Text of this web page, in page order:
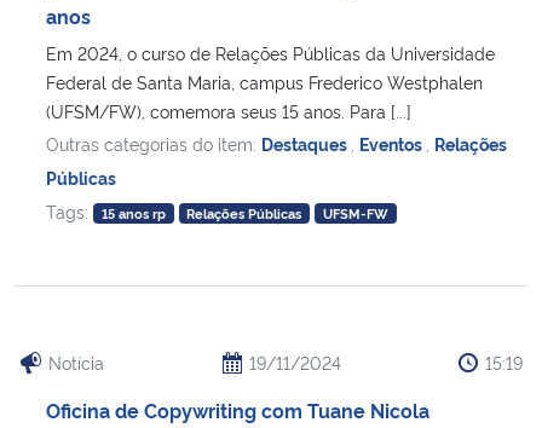
anos
Em 2024, o curso de Relações Públicas da Universidade
Federal de Santa Maria, campus Frederico Westphalen
(UFSM/FW), comemora seus 15 anos. Para [...]
Outras categorias do item: Destaques Eventos Relações
Públicas
Tags:
15 anos rp Relações Públicas UFSM-FW
Notícia 19/11/2024 15:19
Oficina de Copywriting com Tuane Nicola